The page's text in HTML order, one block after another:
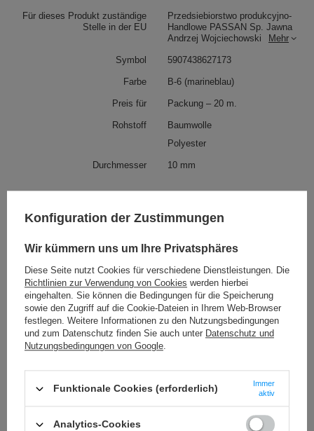
Für dieses Produkt zuständige
Stelle in der EU
Przedsiebiorstwo produkcyjno-
Handlowe PASSAN Sp. Jawna
Andrzej Wojciechowski
Mehr
Symbol 5907438627173
Farbe B-6 (marineblau)
Preis für Packung – 20 m.
Rohstoff
Baumwolle
Polyester
Durchmesser 10 mm
Siehe auch
PA - 40 (10 m) Band mit Pompons
8,84 € / Packung
BT - 30c (20 m) Baumwollfransen
24,98 €
WS - 8/TASMA (20 m) Polsterschnur
Konfiguration der Zustimmungen
Wir kümmern uns um Ihre Privatsphäres
Diese Seite nutzt Cookies für verschiedene Dienstleistungen. Die
Richtlinien zur Verwendung von Cookies werden hierbei
eingehalten. Sie können die Bedingungen für die Speicherung
sowie den Zugriff auf die Cookie-Dateien in Ihrem Web-Browser
festlegen. Weitere Informationen zu den Nutzungsbedingungen
und zum Datenschutz finden Sie auch unter Datenschutz und
Nutzungsbedingungen von Google.
Funktionale Cookies (erforderlich)
Immer
aktiv
Analytics-Cookies